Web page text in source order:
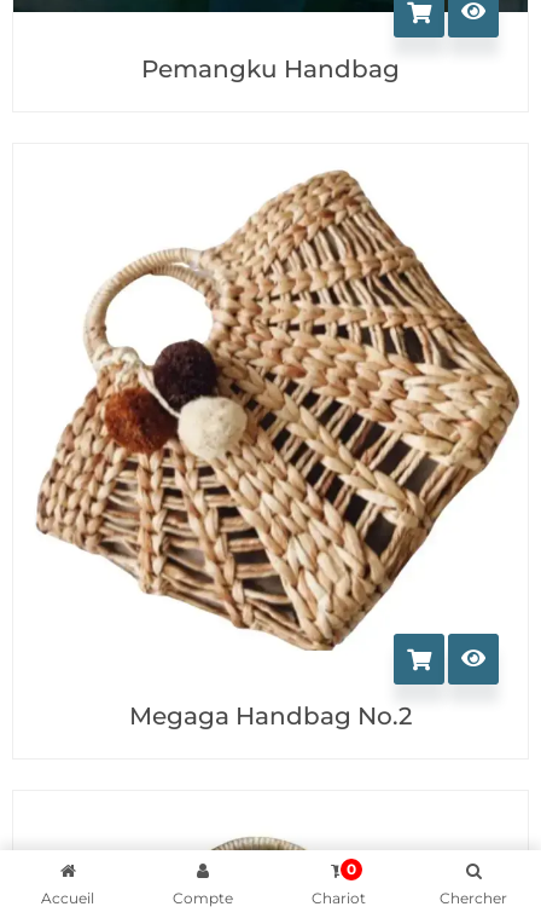
Pemangku Handbag
Megaga Handbag No.2
Accueil Compte
0
Chariot
Chercher